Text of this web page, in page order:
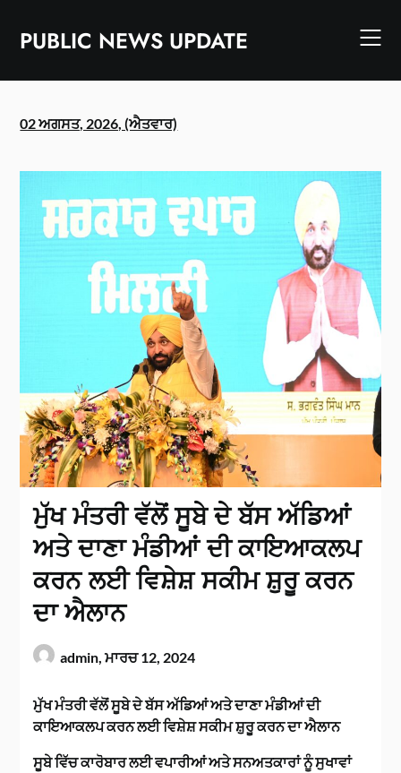
contentPUBLIC NEWS UPDATE
02 ਅਗਸਤ, 2026, (ਐਤਵਾਰ)
ਮੁੱਖ ਮੰਤਰੀ ਵੱਲੋਂ ਸੂਬੇ ਦੇ ਬੱਸ ਅੱਡਿਆਂ
ਅਤੇ ਦਾਣਾ ਮੰਡੀਆਂ ਦੀ ਕਾਇਆਕਲਪ
ਕਰਨ ਲਈ ਵਿਸ਼ੇਸ਼ ਸਕੀਮ ਸ਼ੁਰੂ ਕਰਨ
ਦਾ ਐਲਾਨ
admin,ਮਾਰਚ 12, 2024
ਮੁੱਖ ਮੰਤਰੀ ਵੱਲੋਂ ਸੂਬੇ ਦੇ ਬੱਸ ਅੱਡਿਆਂ ਅਤੇ ਦਾਣਾ ਮੰਡੀਆਂ ਦੀ
ਕਾਇਆਕਲਪ ਕਰਨ ਲਈ ਵਿਸ਼ੇਸ਼ ਸਕੀਮ ਸ਼ੁਰੂ ਕਰਨ ਦਾ ਐਲਾਨ
ਸੂਬੇ ਵਿੱਚ ਕਾਰੋਬਾਰ ਲਈ ਵਪਾਰੀਆਂ ਅਤੇ ਸਨਅਤਕਾਰਾਂ ਨੂੰ ਸੁਖਾਵਾਂ